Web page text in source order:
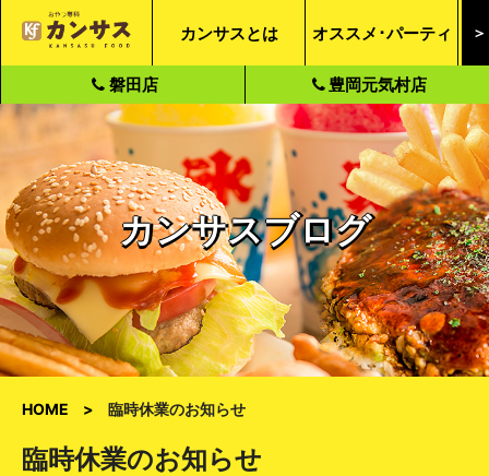
カンサスとは オススメ･パーティ ＞
磐田店 豊岡元気村店
カンサスブログ
HOME 臨時休業のお知らせ
臨時休業のお知らせ